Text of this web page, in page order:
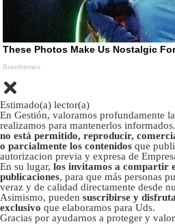
Estimado(a) lector(a)
En Gestión, valoramos profundamente
realizamos para mantenerlos informados.
no está permitido, reproducir,
o parcialmente los contenidos que
autorizacion previa y expresa de
En su lugar, los invitamos a compartir
publicaciones, para que más personas
veraz y de calidad directamente desde
Asimismo, pueden suscribirse y
exclusivo que elaboramos para Uds.
Gracias por ayudarnos a proteger y